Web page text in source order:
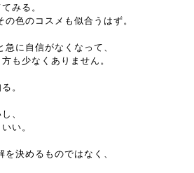
みる。
色のコスメも似合うはず。
に自信がなくなって、
も少なくありません。
。
、
い。
決めるものではなく、